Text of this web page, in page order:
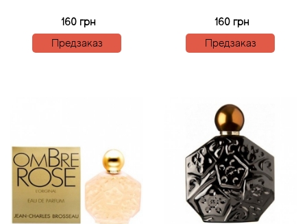
160 грн
Предзаказ
160 грн
Предзаказ
Ariana Grande
Arte Profumi
ArteOlfatto